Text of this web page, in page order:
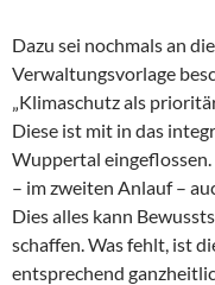
Dazu sei nochmals an
Verwaltungsvorlage
„Klimaschutz als
Diese ist mit in das
Wuppertal
– im zweiten Anlauf –
Dies alles kann
schaffen. Was fehlt, ist
entsprechend